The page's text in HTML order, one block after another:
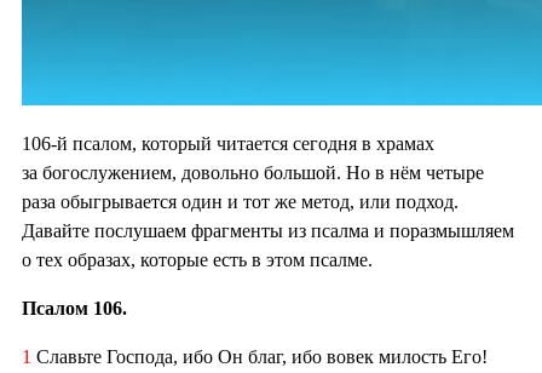
106-й псалом, который читается сегодня в храмах
за богослужением, довольно большой. Но в нём четыре
раза обыгрывается один и тот же метод, или подход.
Давайте послушаем фрагменты из псалма и поразмышляем
о тех образах, которые есть в этом псалме.
Псалом 106.
1 Славьте Господа, ибо Он благ, ибо вовек милость Его!